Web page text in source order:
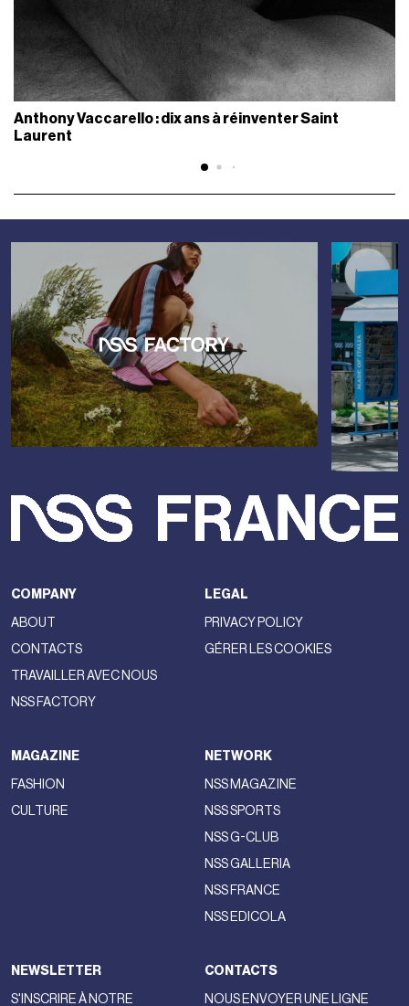
Anthony Vaccarello : dix ans à réinventer Saint
Laurent
COMPANY
ABOUT
CONTACTS
TRAVAILLER AVEC NOUS
NSS FACTORY
LEGAL
PRIVACY POLICY
GÉRER LES COOKIES
MAGAZINE
FASHION
CULTURE
NETWORK
NSS MAGAZINE
NSS SPORTS
NSS G-CLUB
NSS GALLERIA
NSS FRANCE
NSS EDICOLA
NEWSLETTER
S'INSCRIRE À NOTRE
CONTACTS
NOUS ENVOYER UNE LIGNE